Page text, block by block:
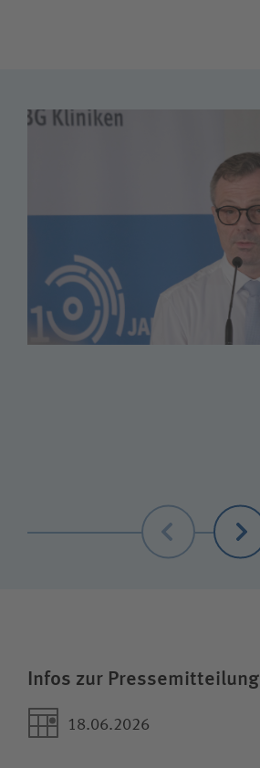
Zurück Weiter
Infos zur Pressemitteilung
18.06.2026